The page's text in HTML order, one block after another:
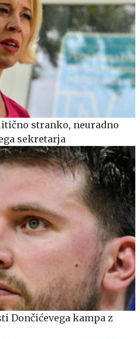
stranko, neuradno
sekretarja
Dončićevega kampa z